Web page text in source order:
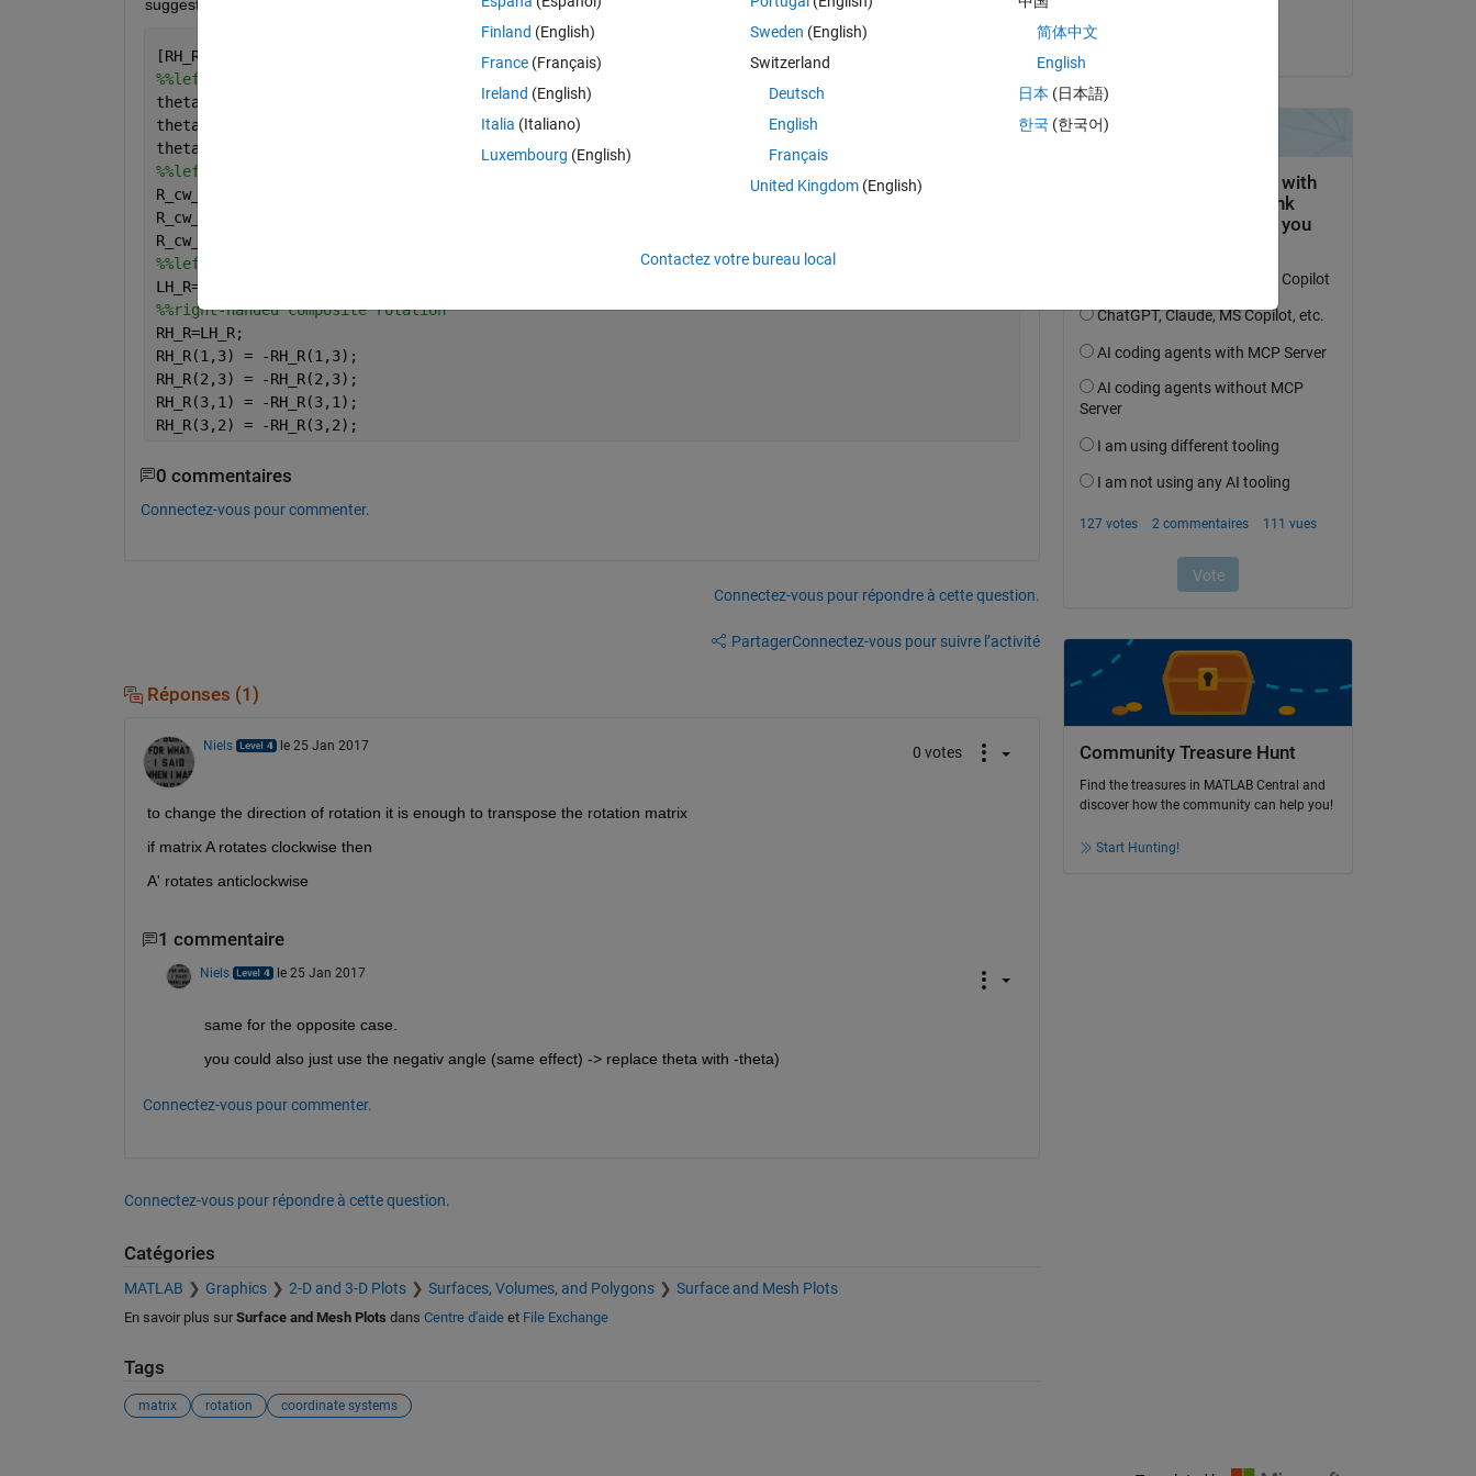
suggestion? See my left to right conversion which is based on this paper.
[RH_R]=left_to_right(R_cw, alpha, beta, gamma)
%%left-handed rotation angles
theta_x = gamma;
theta_y = beta;
theta_z = alpha;
%%left-handed coordinate rotation matrices
R_cw_X = [1 0 0; 0 cos(theta_x) -sin(theta_x); 0 sin(theta_x) cos(theta_x)];
R_cw_Y = [cos(theta_y) 0 sin(theta_y); 0 1 0; -sin(theta_y) 0 cos(theta_y)];
R_cw_Z = [cos(theta_z) -sin(theta_z) 0; sin(theta_z) cos(theta_z) 0; 0 0 1];
%%left-handed composite rotation
LH_R= R_cw_Z * R_cw_Y * R_cw_X;
%%right-handed composite rotation
RH_R=LH_R;
RH_R(1,3) = -RH_R(1,3);
RH_R(2,3) = -RH_R(2,3);
RH_R(3,1) = -RH_R(3,1);
RH_R(3,2) = -RH_R(3,2);
0 commentaires
Connectez-vous pour commenter.
Connectez-vous pour répondre à cette question.
PartagerConnectez-vous pour suivre l’activité
Réponses (1)
Niels le 25 Jan 2017 0 votes
to change the direction of rotation it is enough to transpose the rotation matrix
if matrix A rotates clockwise then
A' rotates anticlockwise
1 commentaire
Niels le 25 Jan 2017
same for the opposite case.
you could also just use the negativ angle (same effect) -> replace theta with -theta)
Connectez-vous pour commenter.
Connectez-vous pour répondre à cette question.
Catégories
MATLAB Graphics 2-D and 3-D Plots Surfaces, Volumes, and Polygons Surface and Mesh Plots
En savoir plus sur Surface and Mesh Plots dans Centre d'aideet File Exchange
Tags
matrix rotation coordinate systems
le 25 Jan 2017
Community Treasure Hunt
Find the treasures in MATLAB Central and
discover how the community can help you!
Start Hunting!
Finland (English)
France (Français)
Ireland (English)
Italia (Italiano)
Luxembourg (English)
Sweden (English)
Switzerland
Deutsch
English
Français
United Kingdom(English)
简体中文
English
日本 (日本語)
한국 (한국어)
Contactez votre bureau local